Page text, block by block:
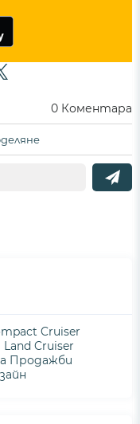
0 Коментара
Cruiser
Cruiser
Продажби